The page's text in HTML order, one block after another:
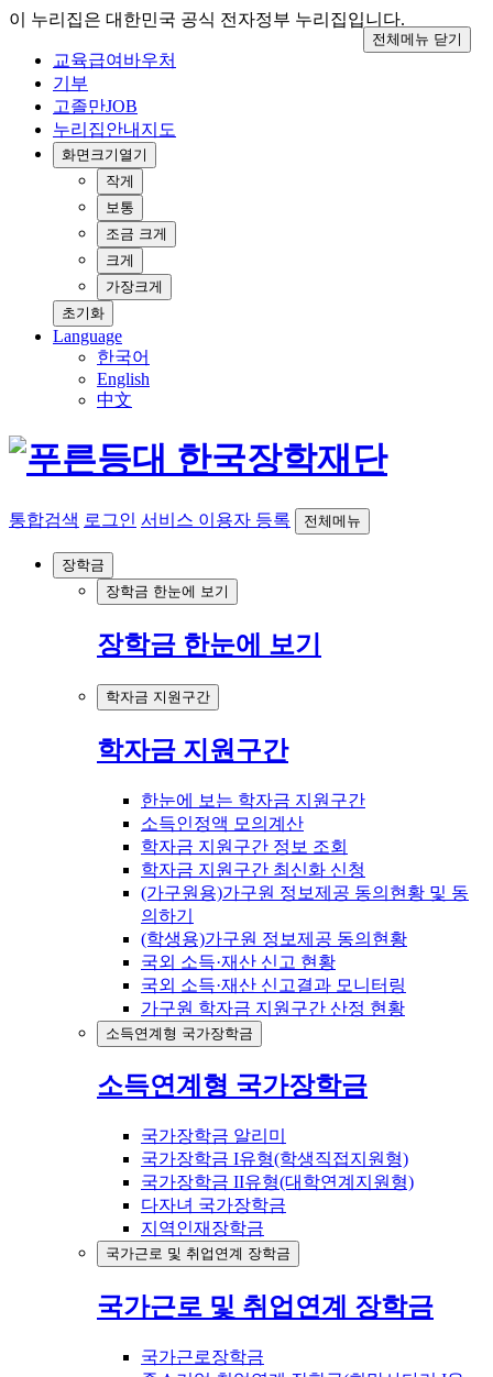
이 누리집은 대한민국 공식 전자정부 누리집입니다.
교육급여바우처
기부
고졸만JOB
누리집안내지도
화면크기 열기
작게
보통
조금 크게
크게
가장크게
초기화
Language
한국어
English
中文
통합검색 로그인 서비스 이용자 등록 전체메뉴
장학금
장학금 한눈에 보기
장학금 한눈에 보기
학자금 지원구간
학자금 지원구간
한눈에 보는 학자금 지원구간
소득인정액 모의계산
학자금 지원구간 정보 조회
학자금 지원구간 최신화 신청
(가구원용)가구원 정보제공 동의현황 및 동
의하기
(학생용)가구원 정보제공 동의현황
국외 소득·재산 신고 현황
국외 소득·재산 신고결과 모니터링
가구원 학자금 지원구간 산정 현황
소득연계형 국가장학금
소득연계형 국가장학금
국가장학금 알리미
국가장학금 I유형(학생직접지원형)
국가장학금 II유형(대학연계지원형)
다자녀 국가장학금
지역인재장학금
국가근로 및 취업연계 장학금
국가근로 및 취업연계 장학금
국가근로장학금
전체메뉴 닫기